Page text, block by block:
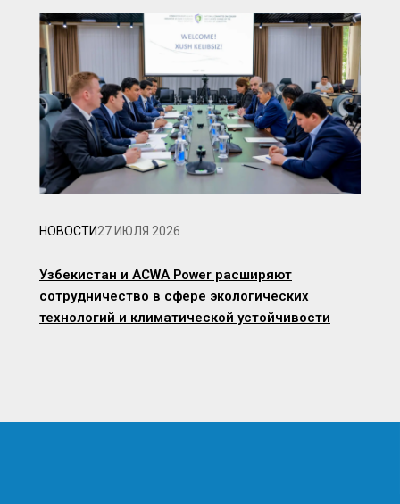
НОВОСТИ27 ИЮЛЯ 2026
Узбекистан и ACWA Power расширяют
сотрудничество в сфере экологических
технологий и климатической устойчивости